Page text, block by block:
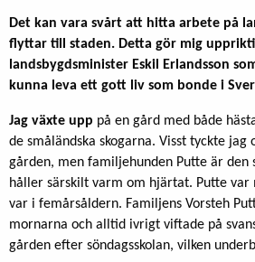
Det kan vara svårt att hitta arbete på
flyttar till staden. Detta gör mig
landsbygdsminister Eskil Erlandsson
kunna leva ett gott liv som bonde i
Jag växte upp på en gård med både
de småländska skogarna. Visst tyckte jag
gården, men familjehunden Putte är den
håller särskilt varm om hjärtat. Putte var
var i femårsåldern. Familjens Vorsteh
mornarna och alltid ivrigt viftade på
gården efter söndagsskolan, vilken